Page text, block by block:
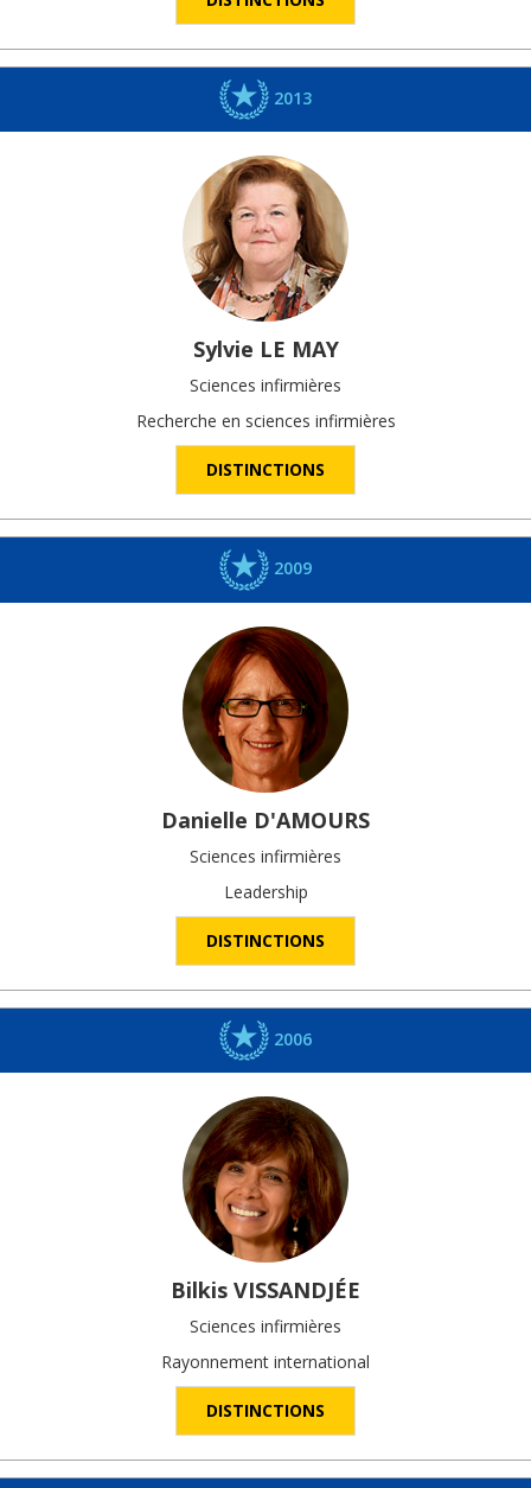
2013
Sylvie LE MAY
Sciences infirmières
Recherche en sciences infirmières
DISTINCTIONS
2009
Danielle D'AMOURS
Sciences infirmières
Leadership
DISTINCTIONS
2006
Bilkis VISSANDJÉE
Sciences infirmières
Rayonnement international
DISTINCTIONS